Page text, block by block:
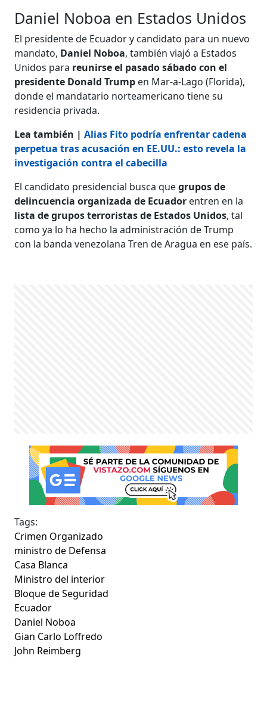
Daniel Noboa en Estados Unidos
El presidente de Ecuador y candidato para un nuevo
mandato, Daniel Noboa, también viajó a Estados
Unidos para reunirse el pasado sábado con el
presidente Donald Trump en Mar-a-Lago (Florida),
donde el mandatario norteamericano tiene su
residencia privada.
Lea también |Alias Fito podría enfrentar cadena
perpetua tras acusación en EE.UU.: esto revela la
investigación contra el cabecilla
El candidato presidencial busca quegrupos de
delincuencia organizada de Ecuador entren en la
lista de grupos terroristas de Estados Unidos, tal
como ya lo ha hecho la administración de Trump
con la banda venezolana Tren de Aragua en ese país.
Tags:
Crimen Organizado
ministro de Defensa
Casa Blanca
Ministro del interior
Bloque de Seguridad
Ecuador
Daniel Noboa
Gian Carlo Loffredo
John Reimberg